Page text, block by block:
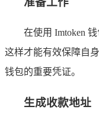
在使用 Imtoken
这样才能有效保障自
钱包的重要凭证。
生成收款地址